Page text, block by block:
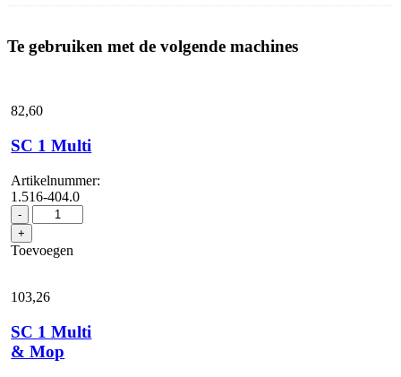
Te gebruiken met de volgende machines
82,60
SC 1 Multi
Artikelnummer:
1.516-404.0
-
1
Multi
aantal
+
Toevoegen
103,26
SC 1 Multi
& Mop